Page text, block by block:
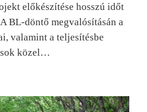
előkészítése hosszú időt
BL-döntő megvalósításán a
valamint a teljesítésbe
közel…